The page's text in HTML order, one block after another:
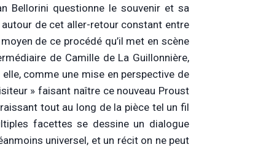
Bellorini questionne le souvenir et sa
de cet aller-retour constant entre
de ce procédé qu’il met en scène
de Camille de La Guillonnière,
comme une mise en perspective de
» faisant naître ce nouveau Proust
tout au long de la pièce tel un fil
facettes se dessine un dialogue
universel, et un récit on ne peut